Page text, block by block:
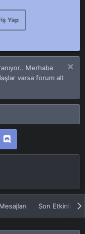
Yap
Merhaba
varsa forum alt
Son Etkinlikler